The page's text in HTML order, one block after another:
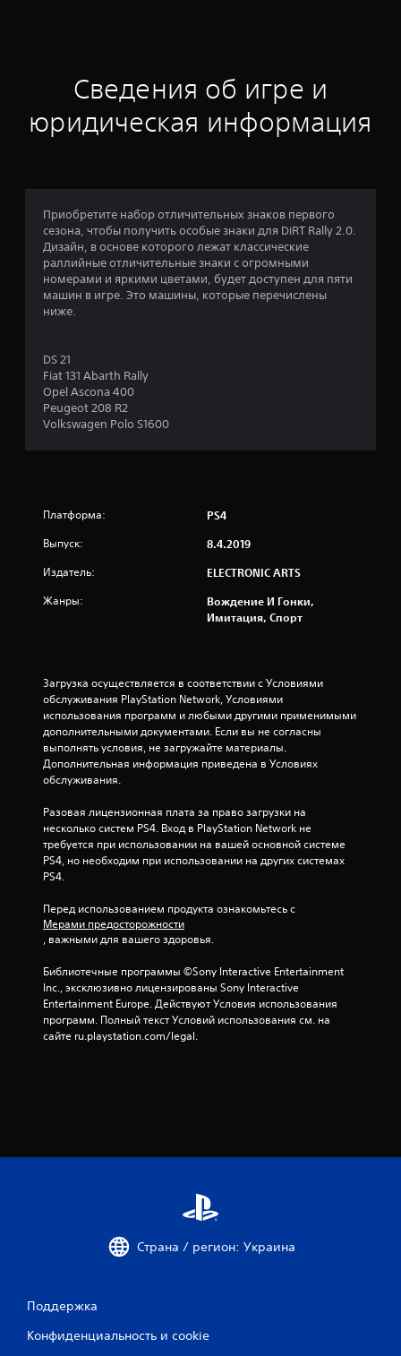
н
к
:
4
.
6
я
н
н
н
и
Сведения об игре и
юридическая информация
Приобретите набор отличительных знаков первого
сезона, чтобы получить особые знаки для DiRT Rally 2.0.
Дизайн, в основе которого лежат классические
раллийные отличительные знаки с огромными
номерами и яркими цветами, будет доступен для пяти
машин в игре. Это машины, которые перечислены
ниже.
DS 21
Fiat 131 Abarth Rally
Opel Ascona 400
Peugeot 208 R2
Volkswagen Polo S1600
Платформа: PS4
Выпуск: 8.4.2019
Издатель: ELECTRONIC ARTS
Жанры:
Вождение И Гонки,
Имитация, Спорт
Загрузка осуществляется в соответствии с Условиями
обслуживания PlayStation Network, Условиями
использования программ и любыми другими применимыми
дополнительными документами. Если вы не согласны
выполнять условия, не загружайте материалы.
Дополнительная информация приведена в Условиях
обслуживания.
Разовая лицензионная плата за право загрузки на
несколько систем PS4. Вход в PlayStation Network не
требуется при использовании на вашей основной системе
PS4, но необходим при использовании на других системах
PS4.
Перед использованием продукта ознакомьтесь с
Мерами предосторожности
, важными для вашего здоровья.
Библиотечные программы ©Sony Interactive Entertainment
Inc., эксклюзивно лицензированы Sony Interactive
Entertainment Europe. Действуют Условия использования
программ. Полный текст Условий использования см. на
сайте ru.playstation.com/legal.
Страна / регион: Украина
Поддержка
Конфиденциальность и cookie